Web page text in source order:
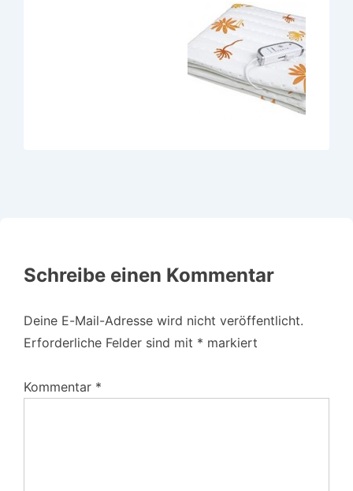
Schreibe einen Kommentar
Deine E-Mail-Adresse wird nicht veröffentlicht.
Erforderliche Felder sind mit * markiert
Kommentar *